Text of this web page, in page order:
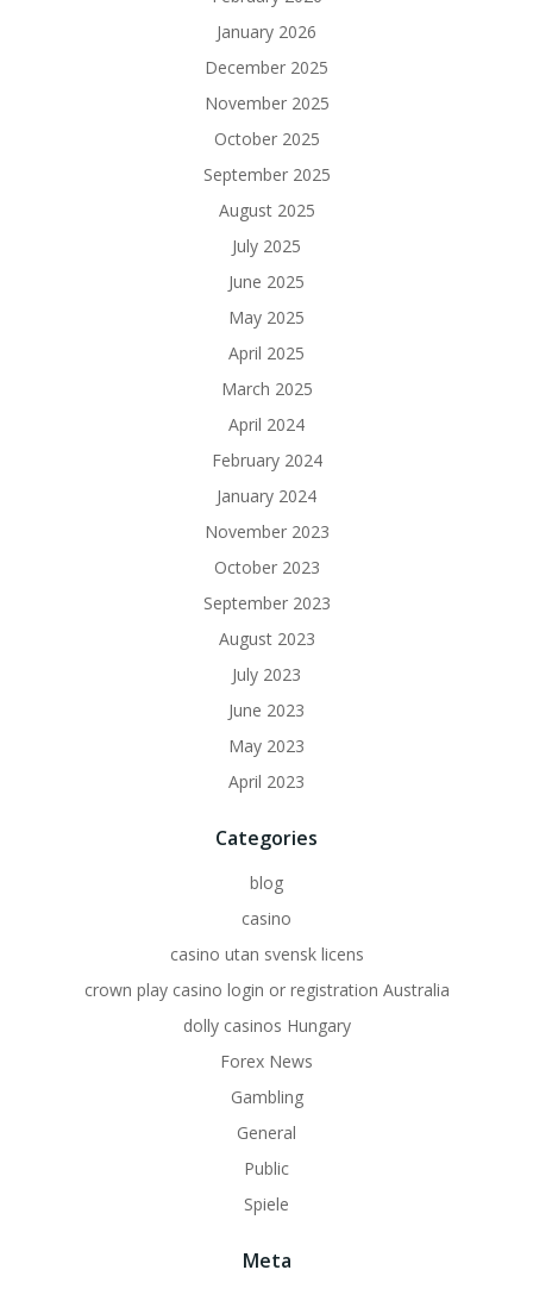
January 2026
December 2025
November 2025
October 2025
September 2025
August 2025
July 2025
June 2025
May 2025
April 2025
March 2025
April 2024
February 2024
January 2024
November 2023
October 2023
September 2023
August 2023
July 2023
June 2023
May 2023
April 2023
Categories
blog
casino
casino utan svensk licens
crown play casino login or registration Australia
dolly casinos Hungary
Forex News
Gambling
General
Public
Spiele
Meta